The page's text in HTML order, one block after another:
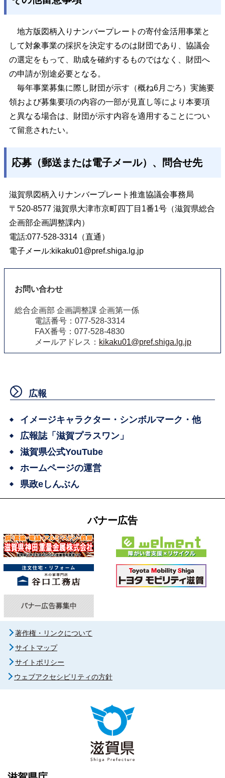
地方版図柄入りナンバープレートの寄付金活用事業と
して対象事業の採択を決定するのは財団であり、協議会
の選定をもって、助成を確約するものではなく、財団へ
の申請が別途必要となる。
毎年事業募集に際し財団が示す（概ね6月ごろ）実施要
領および募集要項の内容の一部が見直し等により本要項
と異なる場合は、財団が示す内容を適用することについ
て留意されたい。
応募（郵送または電子メール）、問合せ先
滋賀県図柄入りナンバープレート推進協議会事務局
〒520-8577 滋賀県大津市京町四丁目1番1号（滋賀県総合
企画部企画調整課内）
電話:077-528-3314（直通）
電子メール:kikaku01@pref.shiga.lg.jp
お問い合わせ
総合企画部 企画調整課 企画第一係
電話番号：077-528-3314
FAX番号：077-528-4830
メールアドレス： kikaku01@pref.shiga.lg.jp
広報
イメージキャラクター・シンボルマーク・他
広報誌「滋賀プラスワン」
滋賀県公式YouTube
ホームページの運営
県政eしんぶん
バナー広告
著作権・リンクについて
サイトマップ
サイトポリシー
ウェブアクセシビリティの方針